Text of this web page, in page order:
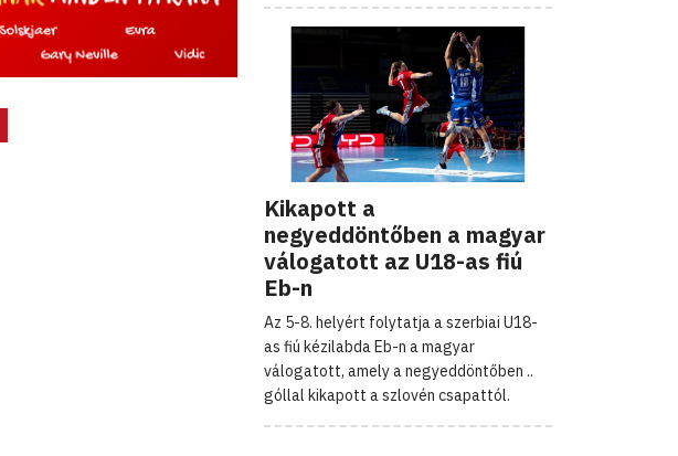
Kikapott a
negyeddöntőben a magyar
válogatott az U18-as fiú
Eb-n
Az 5-8. helyért folytatja a szerbiai U18-
as fiú kézilabda Eb-n a magyar
válogatott, amely a negyeddöntőben ..
góllal kikapott a szlovén csapattól.